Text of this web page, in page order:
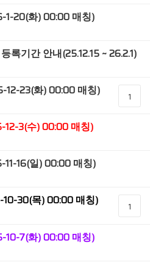
1-20(화) 00:00 매칭)
록기간 안내(25.12.15 ~ 26.2.1)
12-23(화) 00:00 매칭) 1
12-3(수) 00:00 매칭)
16(일) 00:00 매칭)
30(목) 00:00 매칭) 1
10-7(화) 00:00 매칭)